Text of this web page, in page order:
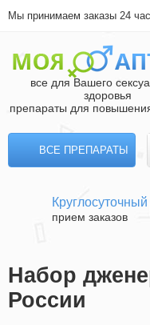
Мы принимаем заказы 24
все для Вашего
здоровья
препараты для
ВСЕ ПРЕПАРАТЫ
Круглосуточный
прием заказов
Набор
России